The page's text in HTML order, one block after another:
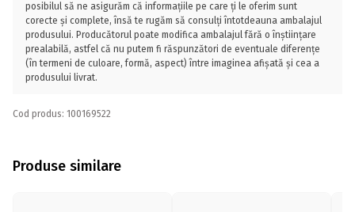
posibilul să ne asigurăm că informațiile pe care ți le oferim sunt
corecte și complete, însă te rugăm să consulți întotdeauna ambalajul
produsului. Producătorul poate modifica ambalajul fără o înștiințare
prealabilă, astfel că nu putem fi răspunzători de eventuale diferențe
(în termeni de culoare, formă, aspect) între imaginea afișată și cea a
produsului livrat.
Cod produs: 100169522
Produse similare